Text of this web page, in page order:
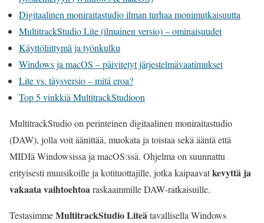
Digitaalinen moniraitastudio ilman turhaa monimutkaisuutta
MultitrackStudio Lite (ilmainen versio) – ominaisuudet
Käyttöliittymä ja työnkulku
Windows ja macOS – päivitetyt järjestelmävaatimukset
Lite vs. täysversio – mitä eroa?
Top 5 vinkkiä MultitrackStudioon
MultitrackStudio on perinteinen digitaalinen moniraitastudio
(DAW), jolla voit äänittää, muokata ja toistaa sekä ääntä että
MIDIä Windowsissa ja macOS:ssä. Ohjelma on suunnattu
erityisesti muusikoille ja kotituottajille, jotka kaipaavatkevyttä ja
vakaata vaihtoehtoaraskaammille DAW‑ratkaisuille.
TestasimmeMultitrackStudio Liteätavallisella Windows